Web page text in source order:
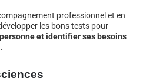
professionnel et en
les bons tests pour
et identifier ses besoins